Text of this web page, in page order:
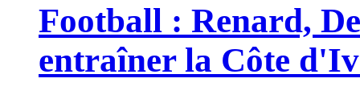
Football : Renard,
entraîner la Côte